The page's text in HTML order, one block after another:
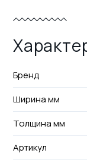
Бренд
Ширина мм
Толщина мм
Артикул